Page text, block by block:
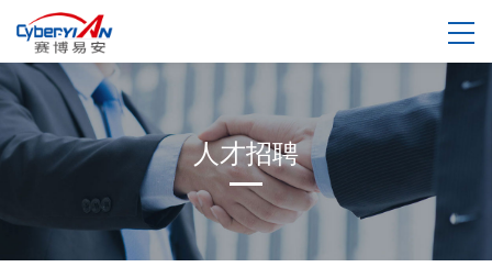
人才招聘